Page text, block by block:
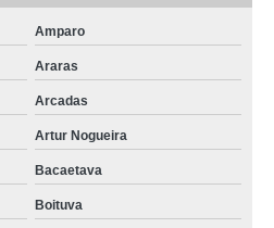
Amparo
Araras
Arcadas
Artur Nogueira
Bacaetava
Boituva